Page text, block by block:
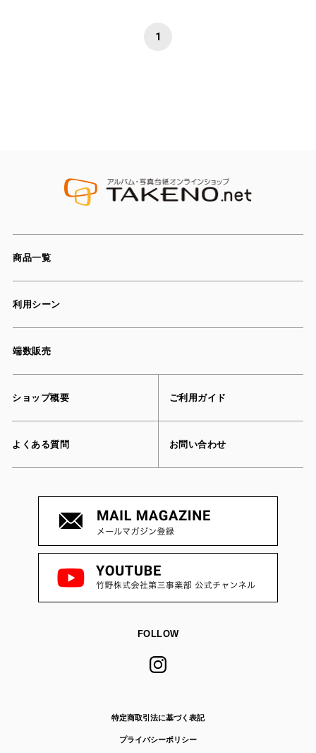
1
商品一覧
利用シーン
端数販売
ショップ概要 ご利用ガイド
よくある質問 お問い合わせ
FOLLOW
特定商取引法に基づく表記
プライバシーポリシー